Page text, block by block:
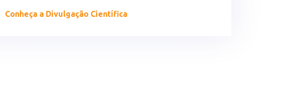
Conheça a Divulgação Científica